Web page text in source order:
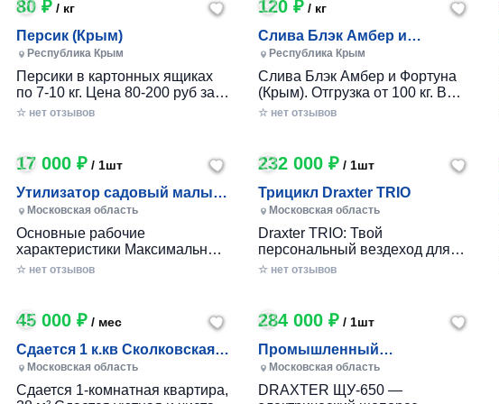
80 ₽ / кг
Персик (Крым)
Республика Крым
Персики в картонных ящиках
по 7-10 кг. Цена 80-200 руб за 1
кг в зависимости от размера и
☆ нет отзывов
120 ₽/ кг
Слива Блэк Амбер и
Фортуна (Крым)
Республика Крым
Слива Блэк Амбер и Фортуна
(Крым). Отгрузка от 100 кг. В
картонном ящике по 7-10 кг.
☆ нет отзывов
17 000 ₽ / 1шт
Утилизатор садовый малый
(УСМ)
Московская область
Основные рабочие
характеристики Максимальный
размер переработки
ножей — Сталь 65Г Габариты
Вес станка, кг — до 25 Длина
ножа, мм — 80 Размеры (дл х
шир х выс), мм. — 360х360х680
100x50
☆ нет отзывов
232 000 ₽/ 1шт
Трицикл Draxter TRIO
Московская область
Draxter TRIO: Твой
персональный вездеход для
приключений и развлечений!
развлечений? • Вездеходные
возможности: Проходимость, о
которой ты мог только мечтать!
Легко преодолевай песок,
поверхности. • Неповторимый
☆ нет отзывов
45 000 ₽ / мес
Сдается 1 к.кв Сколковская 1
Б, МО
Московская область
Сдается 1-комнатная квартира,
284 000 ₽/ 1шт
Промышленный
измельчитель веток
DRAXTER УЩ-650, 22
Московская область
DRAXTER ЩУ-650 —